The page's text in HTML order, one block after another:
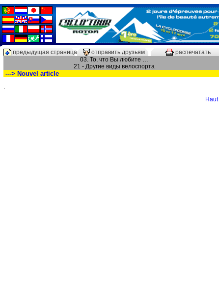
предыдущая страница отправить друзьям
распечатать
03. То, что Вы любите …
21 - Другие виды велоспорта
---> Nouvel article
.
Haut